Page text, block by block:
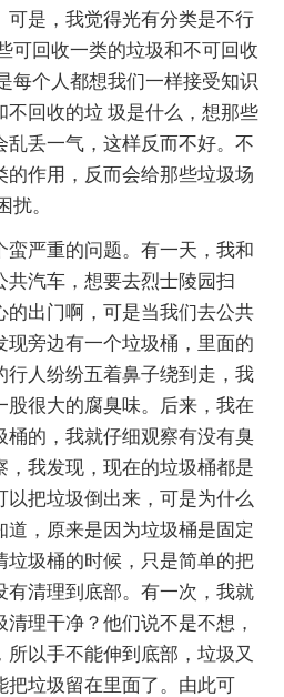
可是，我觉得光有分类是不行
可回收一类的垃圾和不可回收
每个人都想我们一样接受知识
不回收的垃 圾是什么，想那些
乱丢一气，这样反而不好。不
的作用，反而会给那些垃圾场
扰。
蛮严重的问题。有一天，我和
共汽车，想要去烈士陵园扫
的出门啊，可是当我们去公共
现旁边有一个垃圾桶，里面的
行人纷纷五着鼻子绕到走，我
股很大的腐臭味。后来，我在
桶的，我就仔细观察有没有臭
，我发现，现在的垃圾桶都是
以把垃圾倒出来，可是为什么
，原来是因为垃圾桶是固定
垃圾桶的时候，只是简单的把
有清理到底部。有一次，我就
理干净？他们说不是不想，
以手不能伸到底部，垃圾又
把垃圾留在里面了。由此可